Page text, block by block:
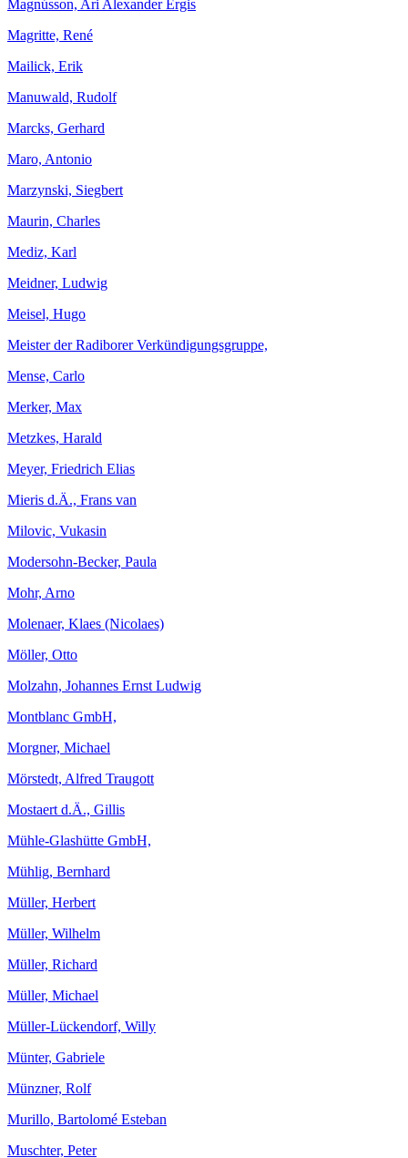
Magnússon, Ari Alexander Ergis
Magritte, René
Mailick, Erik
Manuwald, Rudolf
Marcks, Gerhard
Maro, Antonio
Marzynski, Siegbert
Maurin, Charles
Mediz, Karl
Meidner, Ludwig
Meisel, Hugo
Meister der Radiborer Verkündigungsgruppe,
Mense, Carlo
Merker, Max
Metzkes, Harald
Meyer, Friedrich Elias
Mieris d.Ä., Frans van
Milovic, Vukasin
Modersohn-Becker, Paula
Mohr, Arno
Molenaer, Klaes (Nicolaes)
Möller, Otto
Molzahn, Johannes Ernst Ludwig
Montblanc GmbH,
Morgner, Michael
Mörstedt, Alfred Traugott
Mostaert d.Ä., Gillis
Mühle-Glashütte GmbH,
Mühlig, Bernhard
Müller, Herbert
Müller, Wilhelm
Müller, Richard
Müller, Michael
Müller-Lückendorf, Willy
Münter, Gabriele
Münzner, Rolf
Murillo, Bartolomé Esteban
Muschter, Peter